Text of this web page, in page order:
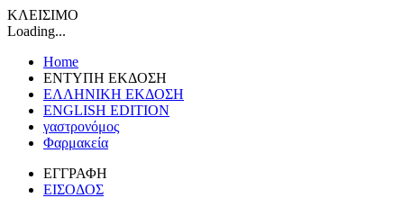
ΚΛΕΙΣΙΜΟ
Loading...
Home
ΕΝΤΥΠΗ ΕΚΔΟΣΗ
ΕΛΛΗΝΙΚΗ ΕΚΔΟΣΗ
ENGLISH EDITION
γαστρονόμος
Φαρμακεία
ΕΓΓΡΑΦΗ
ΕΙΣΟΔΟΣ